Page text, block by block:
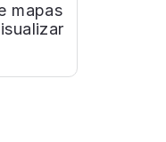
mapas